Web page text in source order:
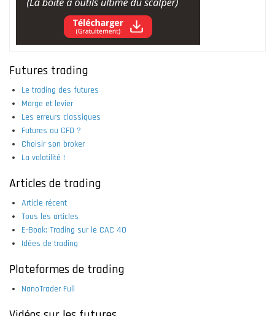
Futures trading
Le trading des futures
Marge et levier
Les erreurs classiques
Futures ou CFD ?
Choisir son broker
La volatilité !
Articles de trading
Article récent
Tous les articles
E-Book: Trading sur le CAC 40
Idées de trading
Plateformes de trading
NanoTrader Full